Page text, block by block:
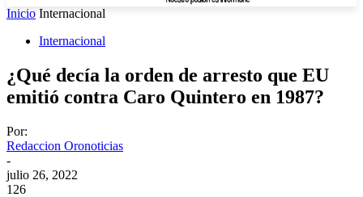
Inicio Internacional
Internacional
¿Qué decía la orden de arresto que EU
emitió contra Caro Quintero en 1987?
Por:
Redaccion Oronoticias
-
julio 26, 2022
126